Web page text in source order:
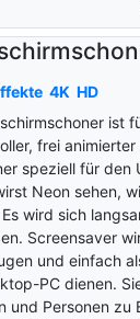
4K HD
ist
frei
speziell für den
Neon sehen,
wird sich
Screensaver
und einfach
PC dienen.
Personen zu